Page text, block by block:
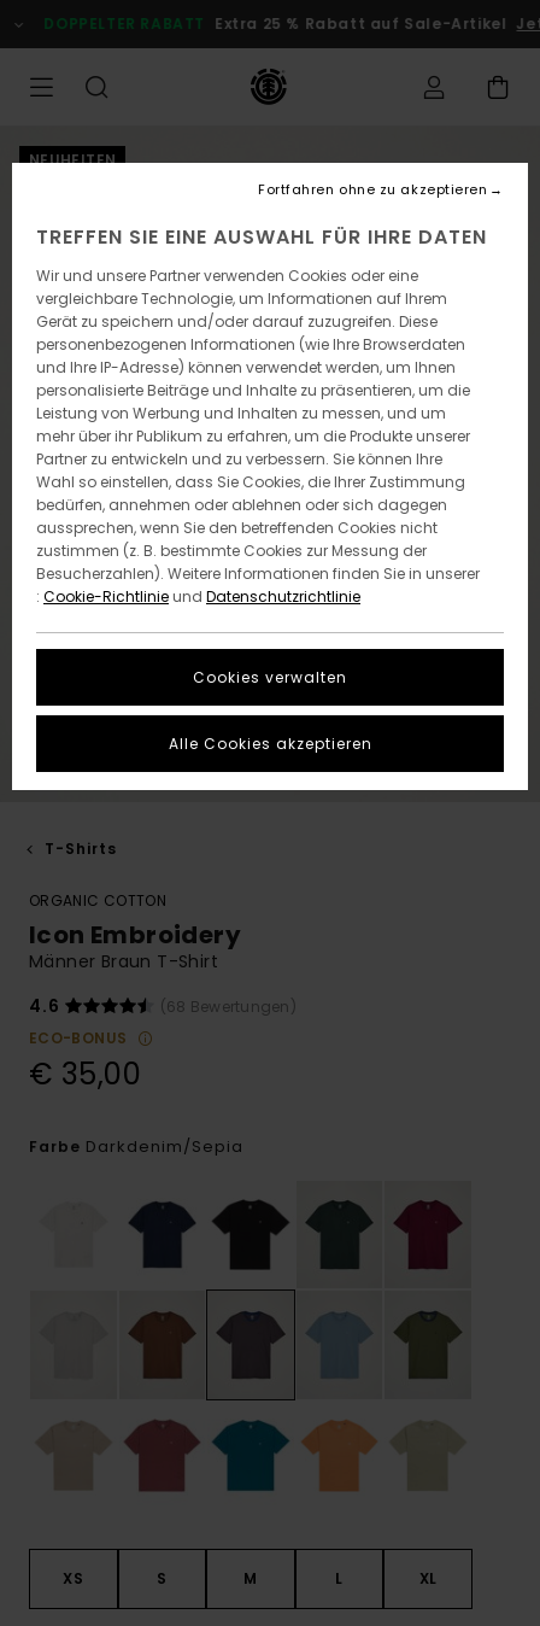
zur
Produktinformation
DOPPELTER RABATT Extra 25 % Rabatt auf Sale-Artikel
NEUHEITEN
T-Shirts
ORGANIC COTTON
Icon Embroidery
Männer Braun T-Shirt
4.6
(68 Bewertungen)
ECO-BONUS
€ 35,00
Farbe Darkdenim/sepia
XS S M L XL
TREFFEN SIE EINE AUSWAHL FÜR IHRE DATEN
Wir und unsere Partner verwenden Cookies oder eine
vergleichbare Technologie, um Informationen auf Ihrem
Gerät zu speichern und/oder darauf zuzugreifen. Diese
personenbezogenen Informationen (wie Ihre Browserdaten
und Ihre IP-Adresse) können verwendet werden, um Ihnen
personalisierte Beiträge und Inhalte zu präsentieren, um die
Leistung von Werbung und Inhalten zu messen, und um
mehr über ihr Publikum zu erfahren, um die Produkte unserer
Partner zu entwickeln und zu verbessern. Sie können Ihre
Wahl so einstellen, dass Sie Cookies, die Ihrer Zustimmung
bedürfen, annehmen oder ablehnen oder sich dagegen
aussprechen, wenn Sie den betreffenden Cookies nicht
zustimmen (z. B. bestimmte Cookies zur Messung der
Besucherzahlen). Weitere Informationen finden Sie in unserer
: Cookie-Richtlinieund Datenschutzrichtlinie
Cookies verwalten
Fortfahren ohne zu akzeptieren
Alle Cookies akzeptieren